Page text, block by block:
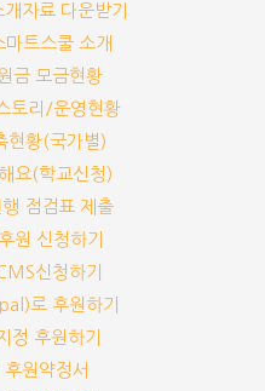
자료 다운받기
트스쿨 소개
금 모금현황
토리/운영현황
현황(국가별)
요(학교신청)
점검표 제출
원 신청하기
신청하기
로 후원하기
정 후원하기
원약정서